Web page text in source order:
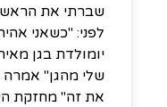
שברתי את הראש,
יומולדת בגן
שלי מהגן" אמרה
את זה" מחזקת